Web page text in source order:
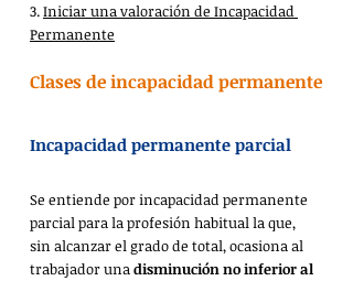
3. Iniciar una valoración de Incapacidad
Permanente
Clases de incapacidad permanente
​Incapacidad permanente parcial
Se entiende por incapacidad permanente
parcial para la profesión habitual la que,
sin alcanzar el grado de total, ocasiona al
trabajador una disminución no inferior al